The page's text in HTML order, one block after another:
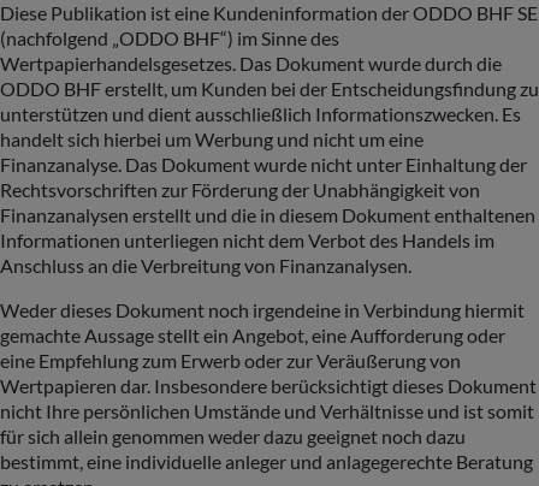
Diese Publikation ist eine Kundeninformation der ODDO BHF SE
(nachfolgend „ODDO BHF“) im Sinne des
Wertpapierhandelsgesetzes. Das Dokument wurde durch die
ODDO BHF erstellt, um Kunden bei der Entscheidungsfindung zu
unterstützen und dient ausschließlich Informationszwecken. Es
handelt sich hierbei um Werbung und nicht um eine
Finanzanalyse. Das Dokument wurde nicht unter Einhaltung der
Rechtsvorschriften zur Förderung der Unabhängigkeit von
Finanzanalysen erstellt und die in diesem Dokument enthaltenen
Informationen unterliegen nicht dem Verbot des Handels im
Anschluss an die Verbreitung von Finanzanalysen.
Weder dieses Dokument noch irgendeine in Verbindung hiermit
gemachte Aussage stellt ein Angebot, eine Aufforderung oder
eine Empfehlung zum Erwerb oder zur Veräußerung von
Wertpapieren dar. Insbesondere berücksichtigt dieses Dokument
nicht Ihre persönlichen Umstände und Verhältnisse und ist somit
für sich allein genommen weder dazu geeignet noch dazu
bestimmt, eine individuelle anleger und anlagegerechte Beratung